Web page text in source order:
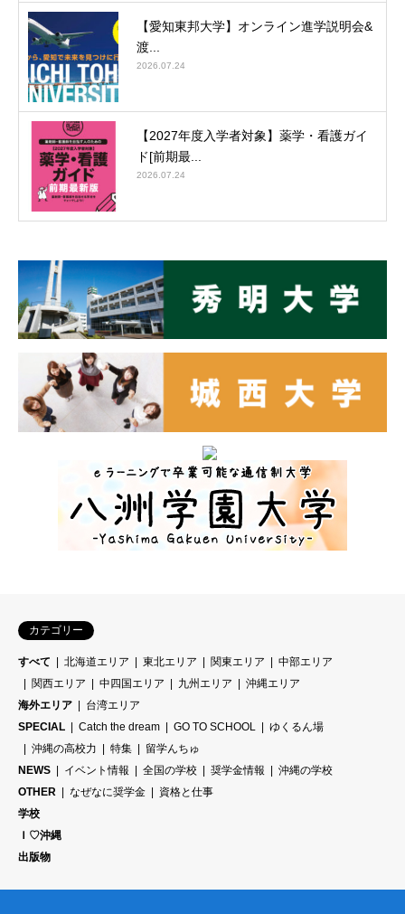
【愛知東邦大学】オンライン進学説明会&
渡...
2026.07.24
【2027年度入学者対象】薬学・看護ガイ
ド[前期最...
2026.07.24
カテゴリー
すべて 北海道エリア 東北エリア 関東エリア
中部エリア
関西エリア
中四国エリア 九州エリア
沖縄エリア
海外エリア
台湾エリア
SPECIAL
Catch the dream GO TO SCHOOL
ゆくるん場
沖縄の高校力
特集
留学んちゅ
NEWS
イベント情報 全国の学校 奨学金情報
沖縄の学校
OTHER
なぜなに奨学金
資格と仕事
学校
Ｉ♡沖縄
出版物